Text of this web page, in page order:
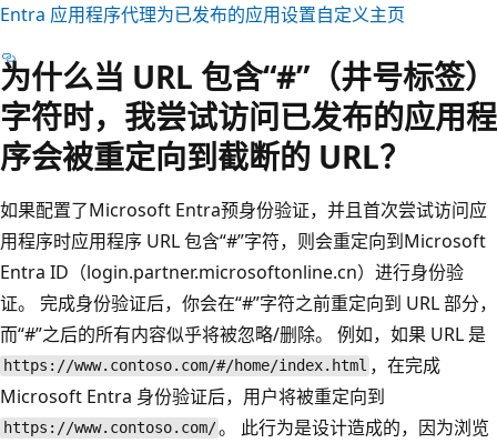
Entra 应用程序代理为已发布的应用设置自定义主页
为什么当 URL 包含“#”（井号标签）
字符时，我尝试访问已发布的应用程
序会被重定向到截断的 URL？
如果配置了Microsoft Entra预身份验证，并且首次尝试访问应
用程序时应用程序 URL 包含“#”字符，则会重定向到Microsoft
Entra ID（login.partner.microsoftonline.cn）进行身份验
证。 完成身份验证后，你会在“#”字符之前重定向到 URL 部分，
而“#”之后的所有内容似乎将被忽略/删除。 例如，如果 URL 是
https://www.contoso.com/#/home/index.html ，在完成
Microsoft Entra 身份验证后，用户将被重定向到
https://www.contoso.com/。 此行为是设计造成的，因为浏览